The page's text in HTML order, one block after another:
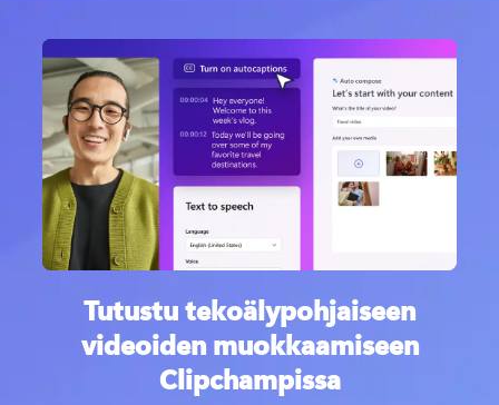
Tutustu tekoälypohjaiseen
videoiden muokkaamiseen
Clipchampissa